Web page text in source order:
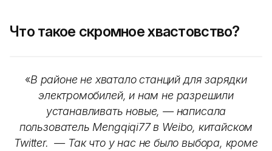
Что такое скромное хвастовство?
«В районе не хватало станций для зарядки
электромобилей, и нам не разрешили
устанавливать новые, — написала
пользователь Mengqiqi77 в Weibo, китайском
Twitter. — Так что у нас не было выбора, кроме